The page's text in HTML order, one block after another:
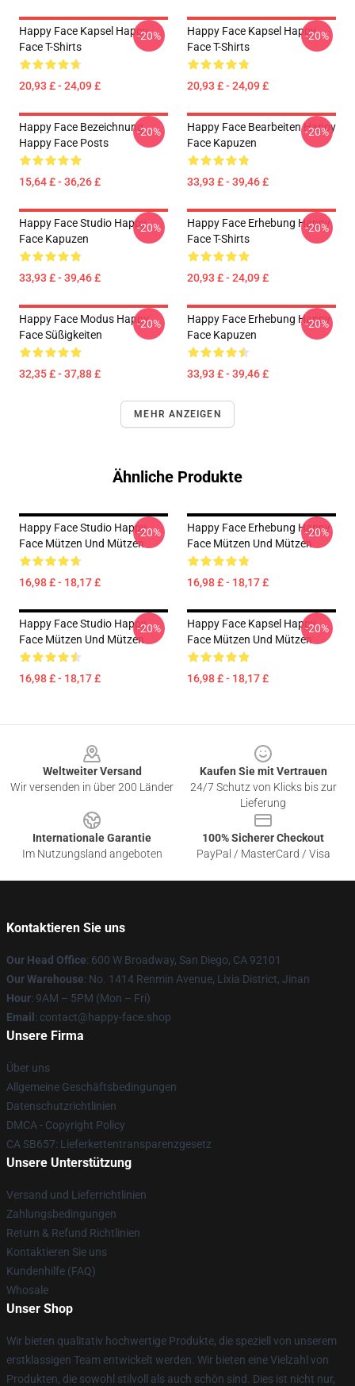
Happy Face Kapsel Happy
Face T-Shirts
20,93 £ - 24,09 £
-20%
Happy Face Kapsel Happy
Face T-Shirts
20,93 £ - 24,09 £
-20%
Happy Face Bezeichnung
Happy Face Posts
15,64 £ - 36,26 £
-20%
Happy Face Bearbeiten Happy
Face Kapuzen
33,93 £ - 39,46 £
-20%
Happy Face Studio Happy
Face Kapuzen
33,93 £ - 39,46 £
-20%
Happy Face Erhebung Happy
Face T-Shirts
20,93 £ - 24,09 £
-20%
Happy Face Modus Happy
Face Süßigkeiten
32,35 £ - 37,88 £
-20%
Happy Face Erhebung Happy
Face Kapuzen
33,93 £ - 39,46 £
-20%
MEHR ANZEIGEN
Ähnliche Produkte
Happy Face Studio Happy
Face Mützen Und Mützen
16,98 £ - 18,17 £
-20%
Happy Face Erhebung Happy
Face Mützen Und Mützen
16,98 £ - 18,17 £
-20%
Happy Face Studio Happy
Face Mützen Und Mützen
16,98 £ - 18,17 £
-20%
Happy Face Kapsel Happy
Face Mützen Und Mützen
16,98 £ - 18,17 £
-20%
Weltweiter Versand
Wir versenden in über 200 Länder
Kaufen Sie mit Vertrauen
24/7 Schutz von Klicks bis zur
Lieferung
Internationale Garantie
Im Nutzungsland angeboten
100% Sicherer Checkout
PayPal / MasterCard / Visa
Kontaktieren Sie uns
Our Head Office: 600 W Broadway, San Diego, CA 92101
Our Warehouse: No. 1414 Renmin Avenue, Lixia District, Jinan
Hour: 9AM – 5PM (Mon – Fri)
Email : contact@happy-face.shop
Unsere Firma
Über uns
Allgemeine Geschäftsbedingungen
Datenschutzrichtlinien
DMCA - Copyright Policy
CA SB657: Lieferkettentransparenzgesetz
Unsere Unterstützung
Versand und Lieferrichtlinien
Zahlungsbedingungen
Return & Refund Richtlinien
Kontaktieren Sie uns
Kundenhilfe (FAQ)
Whosale
Unser Shop
Wir bieten qualitativ hochwertige Produkte, die speziell von unserem
erstklassigen Team entwickelt werden. Wir bieten eine Vielzahl von
Produkten, die sowohl stilvoll als auch schön sind. Dies ist nicht nur,